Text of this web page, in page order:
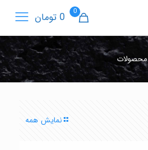
0 0 تومان
محصولات
نمایش همه